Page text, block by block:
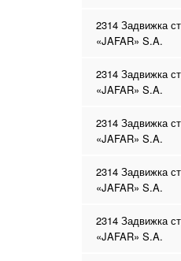
2314 Задвижка
«JAFAR» S.A.
2314 Задвижка
«JAFAR» S.A.
2314 Задвижка
«JAFAR» S.A.
2314 Задвижка
«JAFAR» S.A.
2314 Задвижка
«JAFAR» S.A.